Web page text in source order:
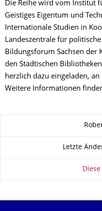
Die Reihe wird vom Institut
Geistiges Eigentum und
Internationale Studien in
Landeszentrale für
Bildungsforum Sachsen der
den Städtischen
herzlich dazu eingeladen,
Weitere Informationen
Letzte